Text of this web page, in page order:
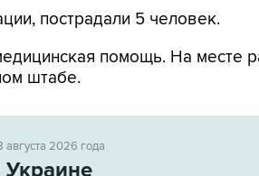
пострадали 5 человек.
помощь. На месте
штабе.
2026 года